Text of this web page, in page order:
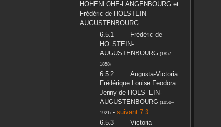
HOHENLOHE-LANGENBOURGet
Frédéric de HOLSTEIN-
AUGUSTENBOURG:
Frédéric de
HOLSTEIN-
AUGUSTENBOURG(1857–
1858)
Augusta-Victoria
Frédérique Louise Feodora
Jennyde HOLSTEIN-
AUGUSTENBOURG(1858–
1921)- suivant 7.3
Victoria